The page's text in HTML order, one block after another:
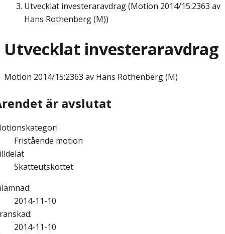
Utvecklat investeraravdrag (Motion 2014/15:2363 av
Hans Rothenberg (M))
Utvecklat investeraravdrag
Motion 2014/15:2363 av Hans Rothenberg (M)
är avslutat
Fristående motion
Skatteutskottet
:
2014-11-10
:
2014-11-10